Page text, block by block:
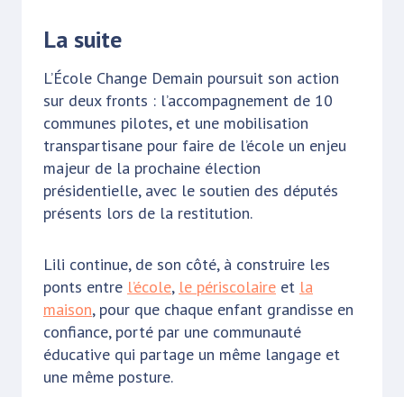
La suite
L’École Change Demain poursuit son action
sur deux fronts : l’accompagnement de 10
communes pilotes, et une mobilisation
transpartisane pour faire de l’école un enjeu
majeur de la prochaine élection
présidentielle, avec le soutien des députés
présents lors de la restitution.
Lili continue, de son côté, à construire les
ponts entre l’école, le périscolaire et la
maison, pour que chaque enfant grandisse en
confiance, porté par une communauté
éducative qui partage un même langage et
une même posture.